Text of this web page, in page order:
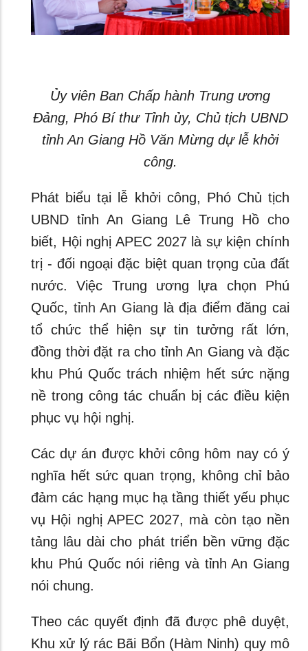
Ủy viên Ban Chấp hành Trung ương
Đảng, Phó Bí thư Tỉnh ủy, Chủ tịch UBND
tỉnh An Giang Hồ Văn Mừng dự lễ khởi
công.
Phát biểu tại lễ khởi công, Phó Chủ tịch
UBND tỉnh An Giang Lê Trung Hồ cho
biết, Hội nghị APEC 2027 là sự kiện chính
trị - đối ngoại đặc biệt quan trọng của đất
nước. Việc Trung ương lựa chọn Phú
Quốc, tỉnh An Giang là địa điểm đăng cai
tổ chức thể hiện sự tin tưởng rất lớn,
đồng thời đặt ra cho tỉnh An Giang và đặc
khu Phú Quốc trách nhiệm hết sức nặng
nề trong công tác chuẩn bị các điều kiện
phục vụ hội nghị.
Các dự án được khởi công hôm nay có ý
nghĩa hết sức quan trọng, không chỉ bảo
đảm các hạng mục hạ tầng thiết yếu phục
vụ Hội nghị APEC 2027, mà còn tạo nền
tảng lâu dài cho phát triển bền vững đặc
khu Phú Quốc nói riêng và tỉnh An Giang
nói chung.
Theo các quyết định đã được phê duyệt,
Khu xử lý rác Bãi Bổn (Hàm Ninh) quy mô